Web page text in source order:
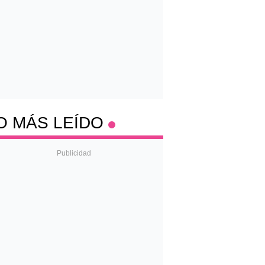
MÁS LEÍDO